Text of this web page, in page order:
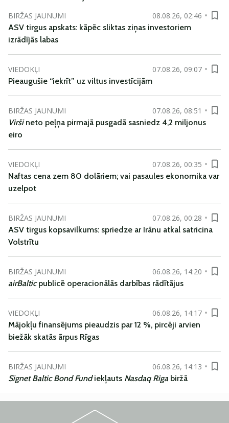
BIRŽAS JAUNUMI
08.08.26, 02:46
ASV tirgus apskats: kāpēc sliktas ziņas investoriem
izrādījās labas
VIEDOKĻI
07.08.26, 09:07
Pieaugušie “iekrīt” uz viltus investīcijām
BIRŽAS JAUNUMI
07.08.26, 08:51
Viršineto peļņa pirmajā pusgadā sasniedz 4,2 miljonus
eiro
VIEDOKĻI
07.08.26, 00:35
Naftas cena zem 80 dolāriem; vai pasaules ekonomika var
uzelpot
BIRŽAS JAUNUMI
07.08.26, 00:28
ASV tirgus kopsavilkums: spriedze ar Irānu atkal satricina
Volstrītu
BIRŽAS JAUNUMI
06.08.26, 14:20
airBalticpublicē operacionālās darbības rādītājus
VIEDOKĻI
06.08.26, 14:17
Mājokļu finansējums pieaudzis par 12 %, pircēji arvien
biežāk skatās ārpus Rīgas
BIRŽAS JAUNUMI
06.08.26, 14:13
Signet Baltic Bond Fundiekļauts Nasdaq Riga biržā